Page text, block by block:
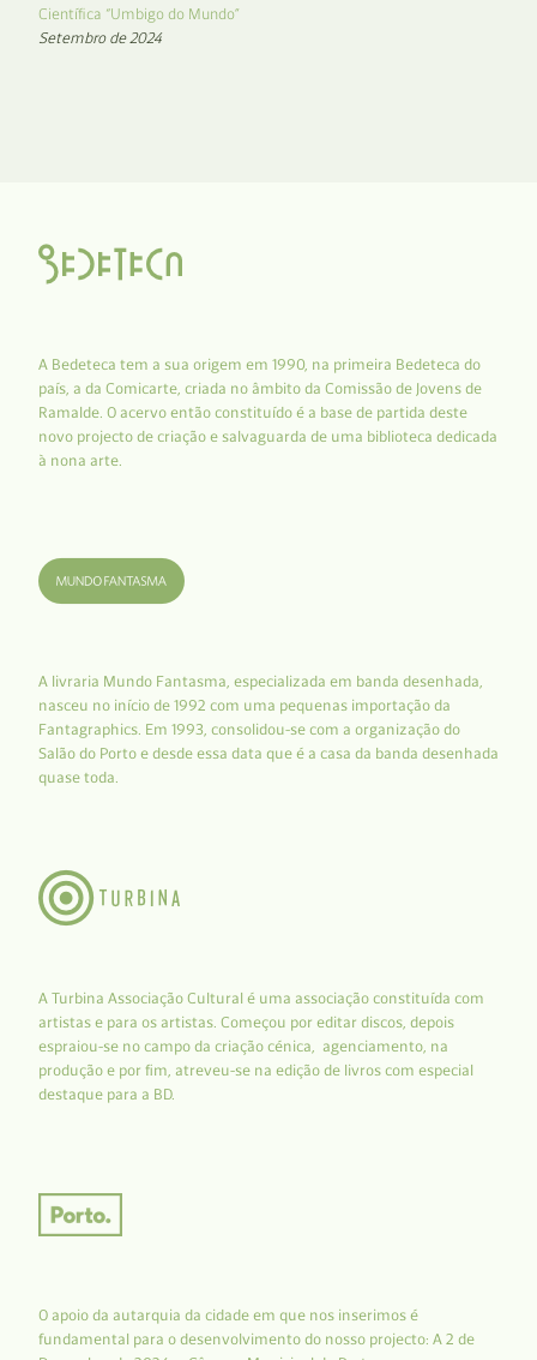
Científica “Umbigo do Mundo”
Setembro de 2024
A Bedeteca tem a sua origem em 1990, na primeira Bedeteca do
país, a da Comicarte, criada no âmbito da Comissão de Jovens de
Ramalde. O acervo então constituído é a base de partida deste
novo projecto de criação e salvaguarda de uma biblioteca dedicada
à nona arte.
A livraria Mundo Fantasma, especializada em banda desenhada,
nasceu no início de 1992 com uma pequenas importação da
Fantagraphics. Em 1993, consolidou-se com a organização do
Salão do Porto e desde essa data que é a casa da banda desenhada
quase toda.
A Turbina Associação Cultural é uma associação constituída com
artistas e para os artistas. Começou por editar discos, depois
espraiou-se no campo da criação cénica, agenciamento, na
produção e por fim, atreveu-se na edição de livros com especial
destaque para a BD.
O apoio da autarquia da cidade em que nos inserimos é
fundamental para o desenvolvimento do nosso projecto: A 2 de